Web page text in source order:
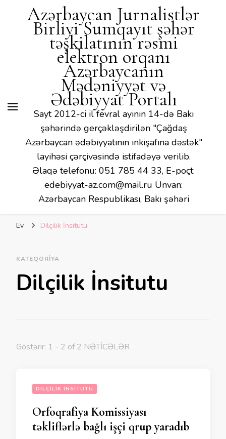
Azərbaycan Jurnalistlər
Birliyi Sumqayıt şəhər
təşkilatının rəsmi
elektron orqanı
Azərbaycanın
Mədəniyyət və
Ədəbiyyat Portalı
Sayt 2012-ci il fevral ayının 14-də Bakı
şəhərində gerçəkləşdirilən "Çağdaş
Azərbaycan ədəbiyyatının inkişafına dəstək"
layihəsi çərçivəsində istifadəyə verilib.
Əlaqə telefonu: 051 785 44 33, E-poçt:
edebiyyat-az.com@mail.ru Ünvan:
Azərbaycan Respublikası, Bakı şəhəri
Ev Dilçilik İnsitutu
KATEQORIYA
Dilçilik İnsitutu
Göstərir: 1 - 2 of 2 NƏTİCƏLƏR
DILÇILIK İNSITUTU
Orfoqrafiya Komissiyası
təkliflərlə bağlı işçi qrup yaradıb